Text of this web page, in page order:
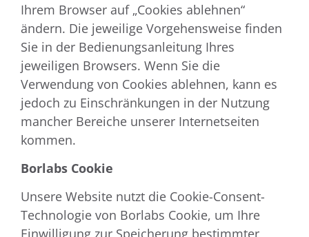
Ihrem Browser auf „Cookies ablehnen“
ändern. Die jeweilige Vorgehensweise finden
Sie in der Bedienungsanleitung Ihres
jeweiligen Browsers. Wenn Sie die
Verwendung von Cookies ablehnen, kann es
jedoch zu Einschränkungen in der Nutzung
mancher Bereiche unserer Internetseiten
kommen.
Borlabs Cookie
Unsere Website nutzt die Cookie-Consent-
Technologie von Borlabs Cookie, um Ihre